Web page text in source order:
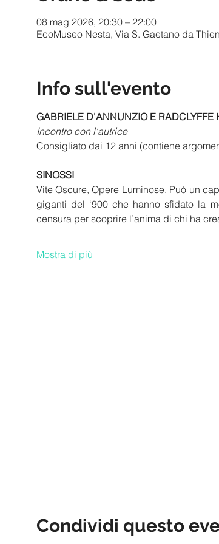
08 mag 2026, 20:30 – 22:00
EcoMuseo Nesta, Via S. Gaetano da
Info sull'evento
GABRIELE D'ANNUNZIO E
Incontro con l'autrice
Consigliato dai 12 anni (contiene
SINOSSI
Vite Oscure, Opere Luminose. Può un
giganti del ‘900 che hanno sfidato la
censura per scoprire l’anima di chi ha
Mostra di più
Condividi questo